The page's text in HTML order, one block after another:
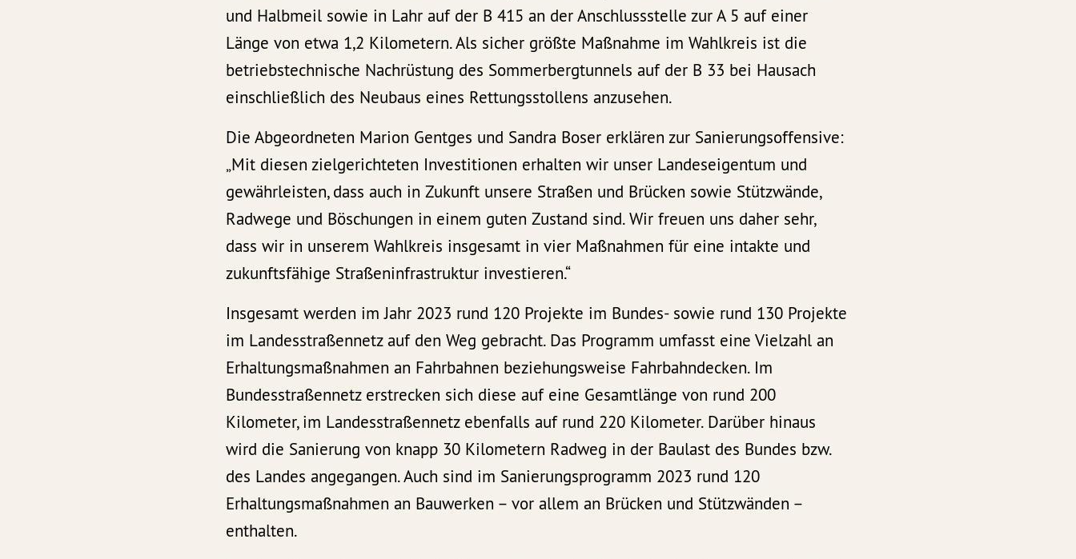
und Halbmeil sowie in Lahr auf der B 415 an der Anschlussstelle zur A 5 auf einer
Länge von etwa 1,2 Kilometern. Als sicher größte Maßnahme im Wahlkreis ist die
betriebstechnische Nachrüstung des Sommerbergtunnels auf der B 33 bei Hausach
einschließlich des Neubaus eines Rettungsstollens anzusehen.
Die Abgeordneten Marion Gentges und Sandra Boser erklären zur Sanierungsoffensive:
„Mit diesen zielgerichteten Investitionen erhalten wir unser Landeseigentum und
gewährleisten, dass auch in Zukunft unsere Straßen und Brücken sowie Stützwände,
Radwege und Böschungen in einem guten Zustand sind. Wir freuen uns daher sehr,
dass wir in unserem Wahlkreis insgesamt in vier Maßnahmen für eine intakte und
zukunftsfähige Straßeninfrastruktur investieren.“
Insgesamt werden im Jahr 2023 rund 120 Projekte im Bundes- sowie rund 130 Projekte
im Landesstraßennetz auf den Weg gebracht. Das Programm umfasst eine Vielzahl an
Erhaltungsmaßnahmen an Fahrbahnen beziehungsweise Fahrbahndecken. Im
Bundesstraßennetz erstrecken sich diese auf eine Gesamtlänge von rund 200
Kilometer, im Landesstraßennetz ebenfalls auf rund 220 Kilometer. Darüber hinaus
wird die Sanierung von knapp 30 Kilometern Radweg in der Baulast des Bundes bzw.
des Landes angegangen. Auch sind im Sanierungsprogramm 2023 rund 120
Erhaltungsmaßnahmen an Bauwerken – vor allem an Brücken und Stützwänden –
enthalten.